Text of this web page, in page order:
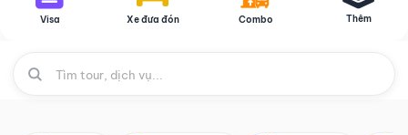
Visa Xe đưa đón Combo Thêm